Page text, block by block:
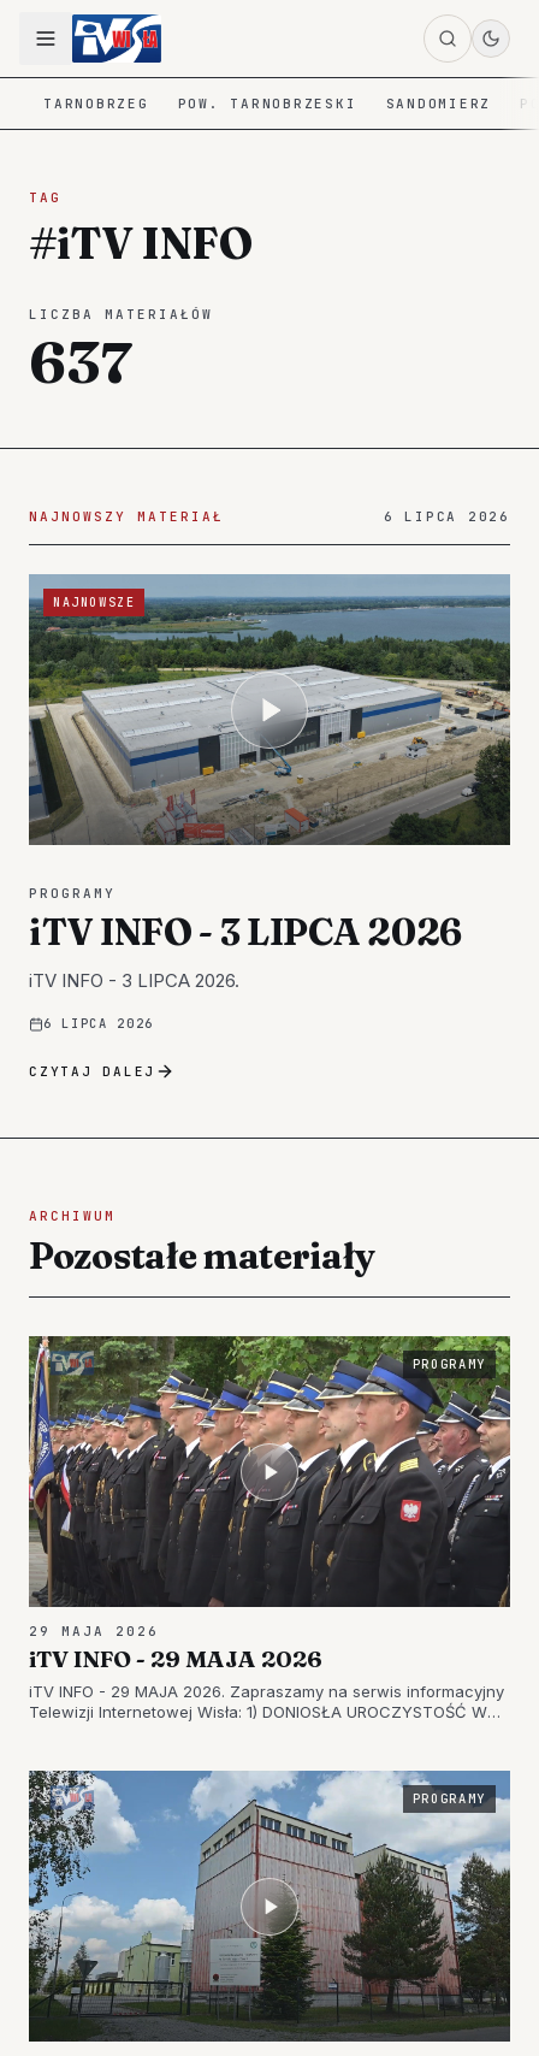
TARNOBRZEG POW. TARNOBRZESKI SANDOMIERZ
TAG
#iTV INFO
LICZBA MATERIAŁÓW
637
NAJNOWSZY MATERIAŁ 6 LIPCA 2026
NAJNOWSZE
PROGRAMY
iTV INFO - 3 LIPCA 2026
iTV INFO - 3 LIPCA 2026.
6 LIPCA 2026
CZYTAJ DALEJ
ARCHIWUM
Pozostałe materiały
PROGRAMY
29 MAJA 2026
iTV INFO - 29 MAJA 2026
iTV INFO - 29 MAJA 2026. Zapraszamy na serwis informacyjny
Telewizji Internetowej Wisła: 1) DONIOSŁA UROCZYSTOŚĆ W
RATUNEK – UROCZYSTY DZIEŃ STRAŻAKA…
PROGRAMY